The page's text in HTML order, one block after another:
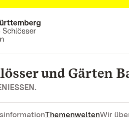
und Gärten
ThemenweltenWir